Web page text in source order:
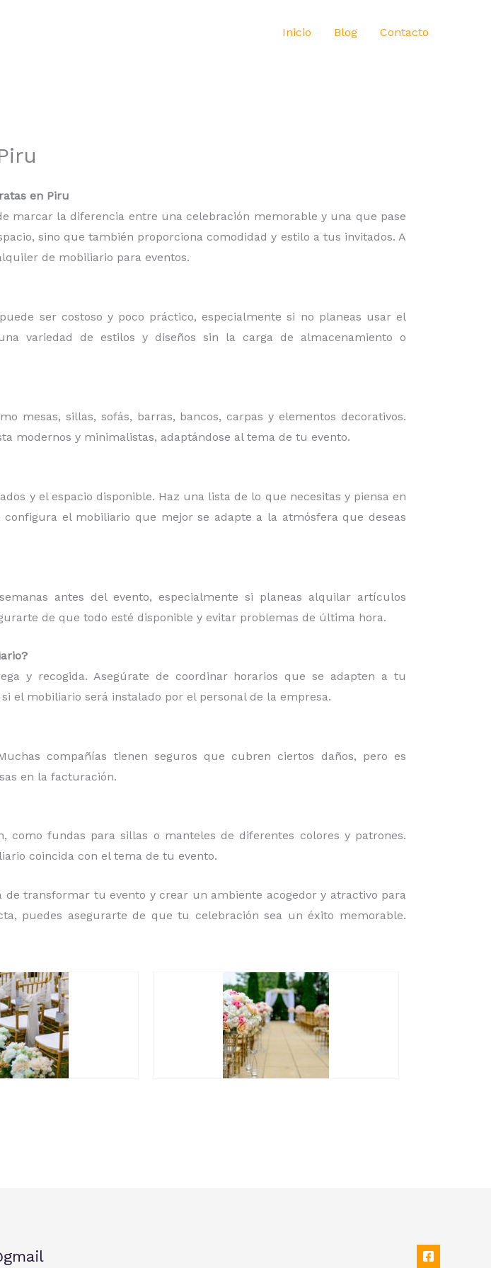
Inicio Blog Contacto
en Piru
marcar la diferencia entre una celebración memorable y una que pase
sino que también proporciona comodidad y estilo a tus invitados. A
de mobiliario para eventos.
ser costoso y poco práctico, especialmente si no planeas usar el
variedad de estilos y diseños sin la carga de almacenamiento o
mesas, sillas, sofás, barras, bancos, carpas y elementos decorativos.
modernos y minimalistas, adaptándose al tema de tu evento.
y el espacio disponible. Haz una lista de lo que necesitas y piensa en
el mobiliario que mejor se adapte a la atmósfera que deseas
antes del evento, especialmente si planeas alquilar artículos
de que todo esté disponible y evitar problemas de última hora.
y recogida. Asegúrate de coordinar horarios que se adapten a tu
el mobiliario será instalado por el personal de la empresa.
compañías tienen seguros que cubren ciertos daños, pero es
en la facturación.
como fundas para sillas o manteles de diferentes colores y patrones.
coincida con el tema de tu evento.
de transformar tu evento y crear un ambiente acogedor y atractivo para
puedes asegurarte de que tu celebración sea un éxito memorable.